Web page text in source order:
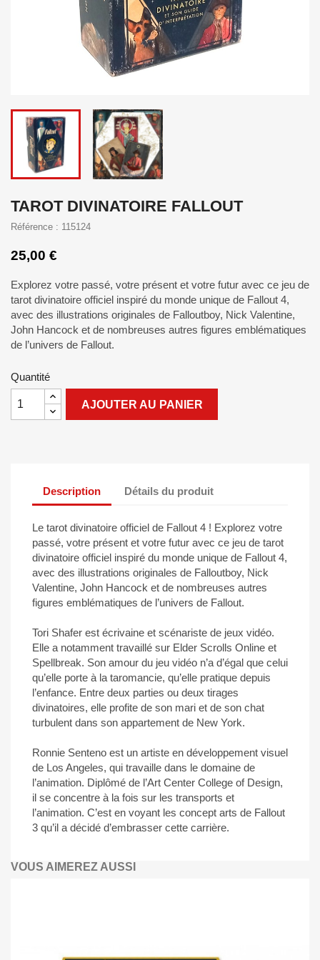
TAROT DIVINATOIRE FALLOUT
Référence : 115124
25,00 €
Explorez votre passé, votre présent et votre futur avec ce jeu de
tarot divinatoire officiel inspiré du monde unique de Fallout 4,
avec des illustrations originales de Falloutboy, Nick Valentine,
John Hancock et de nombreuses autres figures emblématiques
de l’univers de Fallout.
Quantité
AJOUTER AU PANIER
Description Détails du produit
Le tarot divinatoire officiel de Fallout 4 ! Explorez votre
passé, votre présent et votre futur avec ce jeu de tarot
divinatoire officiel inspiré du monde unique de Fallout 4,
avec des illustrations originales de Falloutboy, Nick
Valentine, John Hancock et de nombreuses autres
figures emblématiques de l’univers de Fallout.
Tori Shafer est écrivaine et scénariste de jeux vidéo.
Elle a notamment travaillé sur Elder Scrolls Online et
Spellbreak. Son amour du jeu vidéo n’a d’égal que celui
qu’elle porte à la taromancie, qu’elle pratique depuis
l’enfance. Entre deux parties ou deux tirages
divinatoires, elle profite de son mari et de son chat
turbulent dans son appartement de New York.
Ronnie Senteno est un artiste en développement visuel
de Los Angeles, qui travaille dans le domaine de
l’animation. Diplômé de l’Art Center College of Design,
il se concentre à la fois sur les transports et
l’animation. C’est en voyant les concept arts de Fallout
3 qu’il a décidé d’embrasser cette carrière.
VOUS AIMEREZ AUSSI